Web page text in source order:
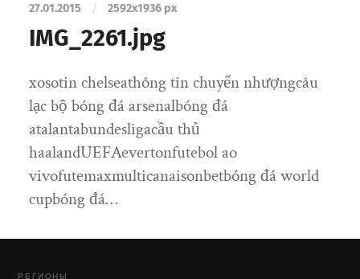
27.01.2015 / 2592x1936 px
IMG_2261.jpg
xosotin chelseathông tin chuyển nhượngcâu
lạc bộ bóng đá arsenalbóng đá
atalantabundesligacầu thủ
haalandUEFAevertonfutebol ao
vivofutemaxmulticanaisonbetbóng đá world
cupbóng đá…
РЕГИОНЫ